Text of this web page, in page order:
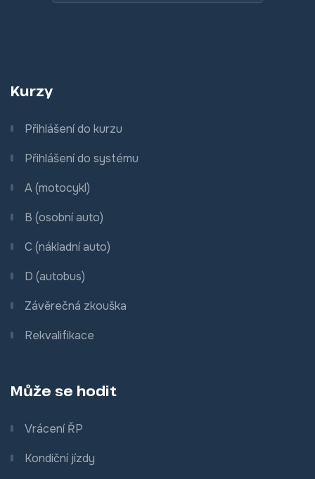
Kurzy
Přihlášení do kurzu
Přihlášení do systému
A (motocykl)
B (osobní auto)
C (nákladní auto)
D (autobus)
Závěrečná zkouška
Rekvalifikace
Může se hodit
Vrácení ŘP
Kondiční jízdy